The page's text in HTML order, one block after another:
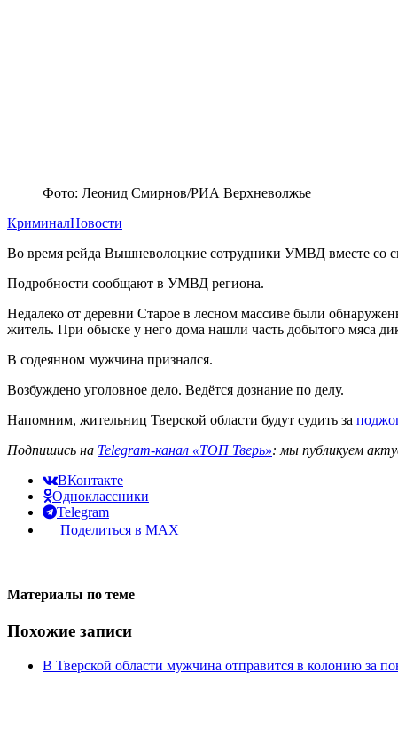
Фото: Леонид Смирнов/РИА Верхневолжье
КриминалНовости
Во время рейда Вышневолоцкие сотрудники УМВД вместе со
Подробности сообщают в УМВД региона.
Недалеко от деревни Старое в лесном массиве были
житель. При обыске у него дома нашли часть добытого мяса
В содеянном мужчина признался.
Возбуждено уголовное дело. Ведётся дознание по делу.
Напомним, жительниц Тверской области будут судить за
Подпишись на Telegram-канал «ТОП Тверь»: мы публикуем
ВКонтакте
Одноклассники
Telegram
Поделиться в MAX
Материалы по теме
Похожие записи
В Тверской области мужчина отправится в колонию за